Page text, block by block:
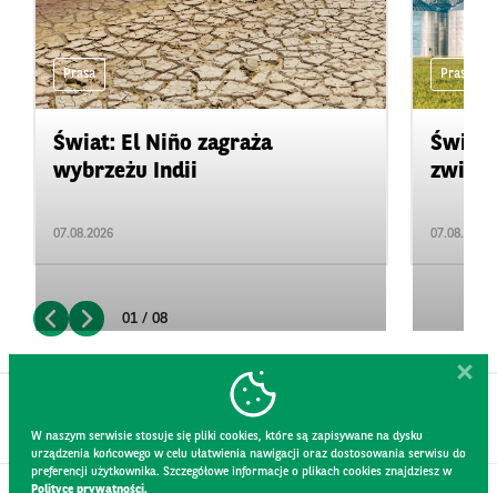
Prasa
Świat: El Niño zagraża
wybrzeżu Indii
07.08.2026
Prasa
07.08.2026
01 / 08
W naszym serwisie stosuje się pliki cookies, które są zapisywane na dysku
urządzenia końcowego w celu ułatwienia nawigacji oraz dostosowania serwisu do
preferencji użytkownika. Szczegółowe informacje o plikach cookies znajdziesz w
Polityce prywatności.